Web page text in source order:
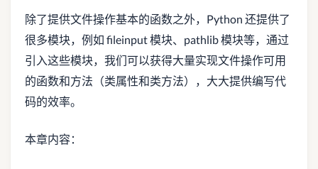
除了提供文件操作基本的函数之外，Python 还提供了
很多模块，例如 fileinput 模块、pathlib 模块等，通过
引入这些模块，我们可以获得大量实现文件操作可用
的函数和方法（类属性和类方法），大大提供编写代
码的效率。
本章内容：